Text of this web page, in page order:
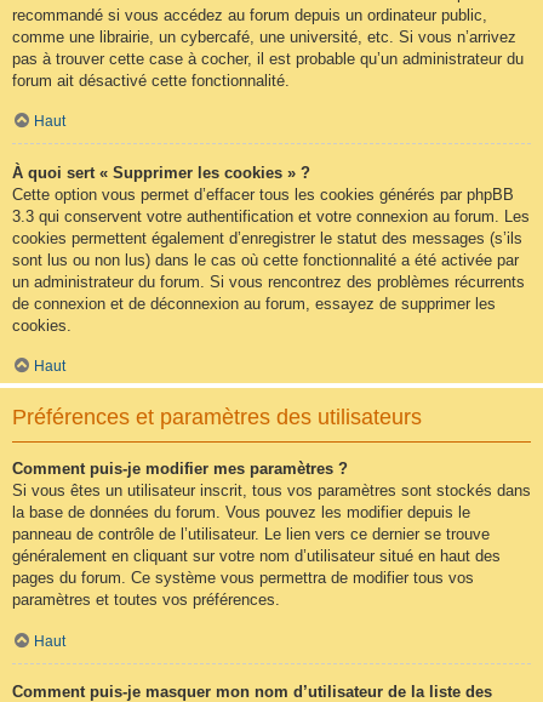
recommandé si vous accédez au forum depuis un ordinateur public,
comme une librairie, un cybercafé, une université, etc. Si vous n’arrivez
pas à trouver cette case à cocher, il est probable qu’un administrateur du
forum ait désactivé cette fonctionnalité.
Haut
À quoi sert « Supprimer les cookies » ?
Cette option vous permet d’effacer tous les cookies générés par phpBB
3.3 qui conservent votre authentification et votre connexion au forum. Les
cookies permettent également d’enregistrer le statut des messages (s’ils
sont lus ou non lus) dans le cas où cette fonctionnalité a été activée par
un administrateur du forum. Si vous rencontrez des problèmes récurrents
de connexion et de déconnexion au forum, essayez de supprimer les
cookies.
Haut
Préférences et paramètres des utilisateurs
Comment puis-je modifier mes paramètres ?
Si vous êtes un utilisateur inscrit, tous vos paramètres sont stockés dans
la base de données du forum. Vous pouvez les modifier depuis le
panneau de contrôle de l’utilisateur. Le lien vers ce dernier se trouve
généralement en cliquant sur votre nom d’utilisateur situé en haut des
pages du forum. Ce système vous permettra de modifier tous vos
paramètres et toutes vos préférences.
Haut
Comment puis-je masquer mon nom d’utilisateur de la liste des